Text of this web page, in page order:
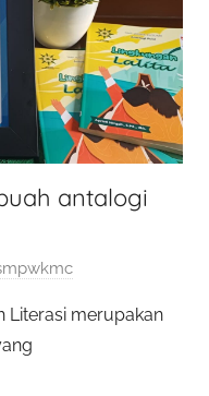
antalogi
Literasi merupakan